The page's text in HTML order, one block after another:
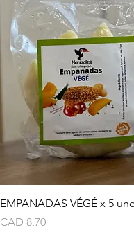
EMPANADAS VÉGÉ x 5
Precio
CAD 8,70